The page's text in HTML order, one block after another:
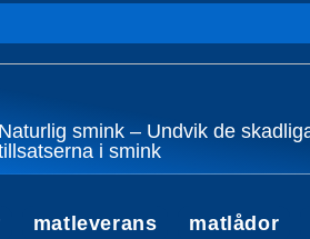
Naturlig smink – Undvik de
i smink
matleverans matlådor